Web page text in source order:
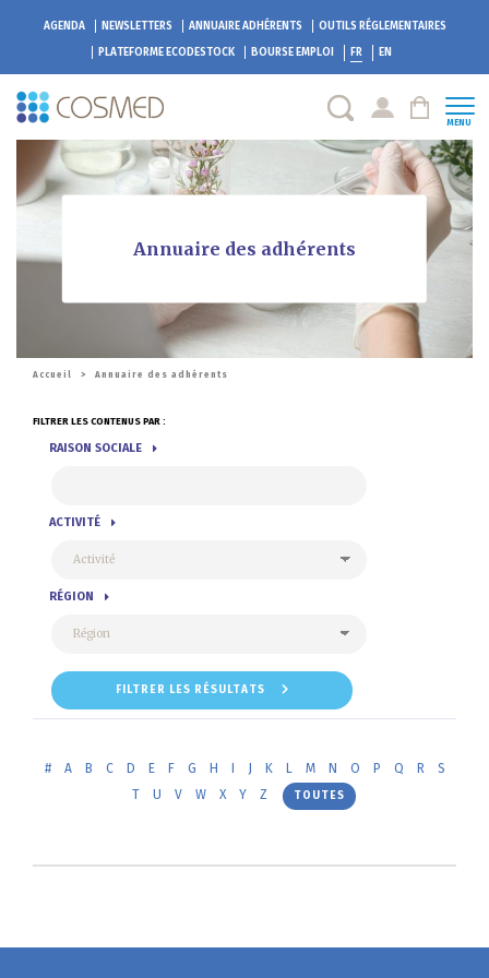
AGENDA NEWSLETTERS ANNUAIRE ADHÉRENTS
OUTILS RÉGLEMENTAIRES
PLATEFORME ECODESTOCK BOURSE EMPLOI FR EN
MENU
Annuaire des adhérents
Accueil > Annuaire des adhérents
FILTRER LES CONTENUS PAR :
RAISON SOCIALE
ACTIVITÉ
RÉGION
FILTRER LES RÉSULTATS
# A B C D E F G H I J K L M N O P Q R
S
T
U V W X Y Z TOUTES